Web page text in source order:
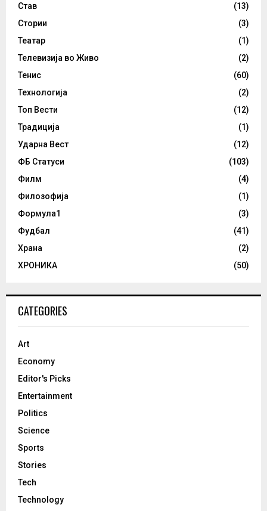
Став
(13)
Стории
(3)
Театар
(1)
Телевизија во Живо
(2)
Тенис
(60)
Технологија
(2)
Топ Вести
(12)
Традиција
(1)
Ударна Вест
(12)
ФБ Статуси
(103)
Филм
(4)
Филозофија
(1)
Формула1
(3)
Фудбал
(41)
Храна
(2)
ХРОНИКА
(50)
CATEGORIES
Art
Economy
Editor's Picks
Entertainment
Politics
Science
Sports
Stories
Tech
Technology